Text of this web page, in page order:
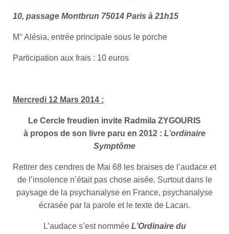
10, passage Montbrun 75014 Paris à 21h15
M° Alésia, entrée principale sous le porche
Participation aux frais : 10 euros
Mercredi 12 Mars 2014 :
Le Cercle freudien invite Radmila ZYGOURIS
à propos de son livre paru en 2012 : L’ordinaire
Symptôme
Retirer des cendres de Mai 68 les braises de l’audace et
de l’insolence n’était pas chose aisée. Surtout dans le
paysage de la psychanalyse en France, psychanalyse
écrasée par la parole et le texte de Lacan.
L’audace s’est nommée L’Ordinaire du